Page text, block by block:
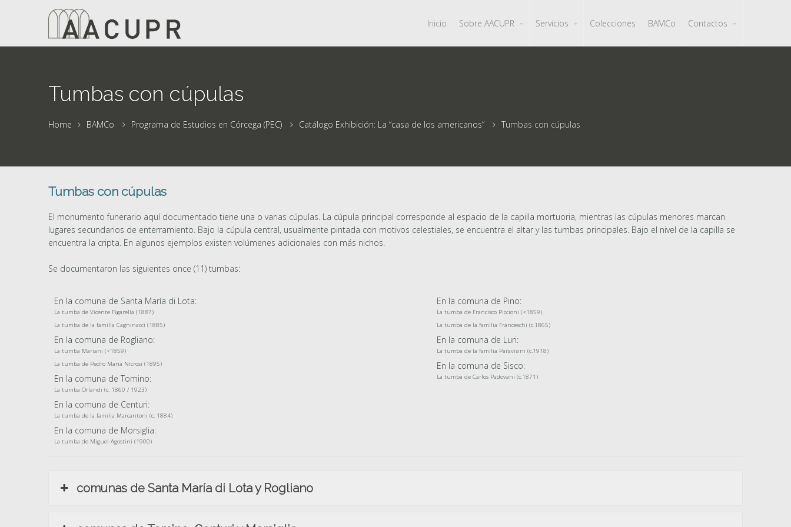
Inicio Sobre AACUPR Servicios Colecciones BAMCo Contactos
Tumbas con cúpulas
Home BAMCo Programa de Estudios en Córcega (PEC) Catálogo Exhibición: La “casa de los americanos” Tumbas con cúpulas
Tumbas con cúpulas
El monumento funerario aquí documentado tiene una o varias cúpulas. La cúpula principal corresponde al espacio de la capilla mortuoria, mientras las cúpulas menores marcan
lugares secundarios de enterramiento. Bajo la cúpula central, usualmente pintada con motivos celestiales, se encuentra el altar y las tumbas principales. Bajo el nivel de la capilla se
encuentra la cripta. En algunos ejemplos existen volúmenes adicionales con más nichos.
Se documentaron las siguientes once (11) tumbas:
En la comuna de Santa María di Lota:
La tumba de Vicente Figarella (1887)
La tumba de la familia Cagninacci (1885)
En la comuna de Rogliano:
La tumba Mariani (<1859)
La tumba de Pedro Maria Nicrosi (1895)
En la comuna de Tomino:
La tumba Orlandi (c. 1860 / 1923)
En la comuna de Centuri:
La tumba de la familia Marcantoni (c. 1884)
En la comuna de Morsiglia:
La tumba de Miguel Agostini (1900)
En la comuna de Pino:
La tumba de Francisco Piccioni (<1859)
La tumba de la familia Franceschi (c.1865)
En la comuna de Luri:
La tumba de la familia Paravisini (c.1918)
En la comuna de Sisco:
La tumba de Carlos Padovani (c.1871)
comunas de Santa María di Lota y Rogliano